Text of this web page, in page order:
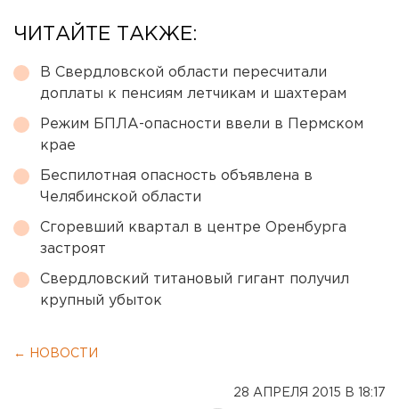
ЧИТАЙТЕ ТАКЖЕ:
В Свердловской области пересчитали
доплаты к пенсиям летчикам и шахтерам
Режим БПЛА-опасности ввели в Пермском
крае
Беспилотная опасность объявлена в
Челябинской области
Сгоревший квартал в центре Оренбурга
застроят
Свердловский титановый гигант получил
крупный убыток
← НОВОСТИ
28 АПРЕЛЯ 2015 В 18:17